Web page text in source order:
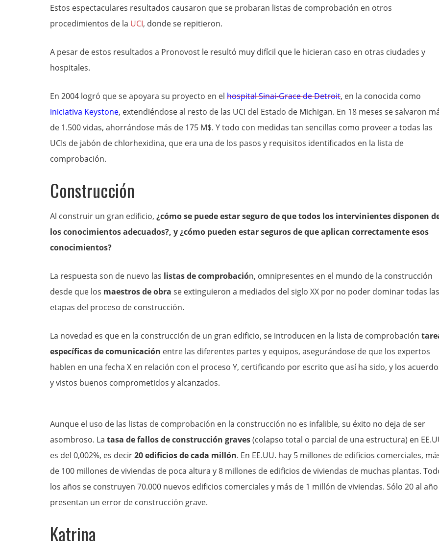
Estos espectaculares resultados causaron que se probaran listas de comprobación en otros
procedimientos de la UCI, donde se repitieron.
A pesar de estos resultados a Pronovost le resultó muy difícil que le hicieran caso en otras ciudades y
hospitales.
En 2004 logró que se apoyara su proyecto en el hospital Sinai-Grace de Detroit, en la conocida como
iniciativa Keystone, extendiéndose al resto de las UCI del Estado de Michigan. En 18 meses se salvaron
de 1.500 vidas, ahorrándose más de 175 M$. Y todo con medidas tan sencillas como proveer a todas las
UCIs de jabón de chlorhexidina, que era una de los pasos y requisitos identificados en la lista de
comprobación.
Construcción
Al construir un gran edificio, ¿cómo se puede estar seguro de que todos los intervinientes disponen
los conocimientos adecuados?, y ¿cómo pueden estar seguros de que aplican correctamente esos
conocimientos?
La respuesta son de nuevo las listas de comprobación, omnipresentes en el mundo de la construcción
desde que los maestros de obra se extinguieron a mediados del siglo XX por no poder dominar todas las
etapas del proceso de construcción.
La novedad es que en la construcción de un gran edificio, se introducen en la lista de comprobación
específicas de comunicación entre las diferentes partes y equipos, asegurándose de que los expertos
hablen en una fecha X en relación con el proceso Y, certificando por escrito que así ha sido, y los
y vistos buenos comprometidos y alcanzados.
Aunque el uso de las listas de comprobación en la construcción no es infalible, su éxito no deja de ser
asombroso. La tasa de fallos de construcción graves(colapso total o parcial de una estructura) en
es del 0,002%, es decir20 edificios de cada millón. En EE.UU. hay 5 millones de edificios comerciales,
de 100 millones de viviendas de poca altura y 8 millones de edificios de viviendas de muchas plantas.
los años se construyen 70.000 nuevos edificios comerciales y más de 1 millón de viviendas. Sólo 20 al año
presentan un error de construcción grave.
Katrina